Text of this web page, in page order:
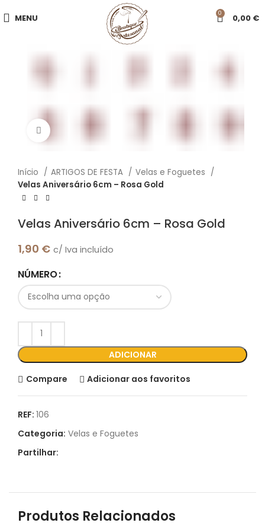
MENU 0 0,00 €
Início ARTIGOS DE FESTA
Velas e Foguetes
Velas Aniversário 6cm – Rosa Gold
Velas Aniversário 6cm – Rosa Gold
1,90 € c/ Iva incluído
NÚMERO
ADICIONAR
Compare Adicionar aos favoritos
REF: 106
Categoria: Velas e Foguetes
Partilhar:
Produtos Relacionados